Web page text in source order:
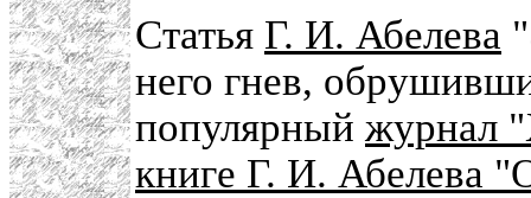
Статья Г. И. Абелева
него гнев,
популярный журнал
книге Г. И. Абелева